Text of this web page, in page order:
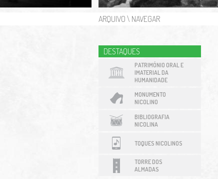
ARQUIVO \ NAVEGAR
DESTAQUES
PATRIMÓNIO ORAL E
IMATERIAL DA
HUMANIDADE
MONUMENTO
NICOLINO
BIBLIOGRAFIA
NICOLINA
TOQUES NICOLINOS
TORRE DOS
ALMADAS